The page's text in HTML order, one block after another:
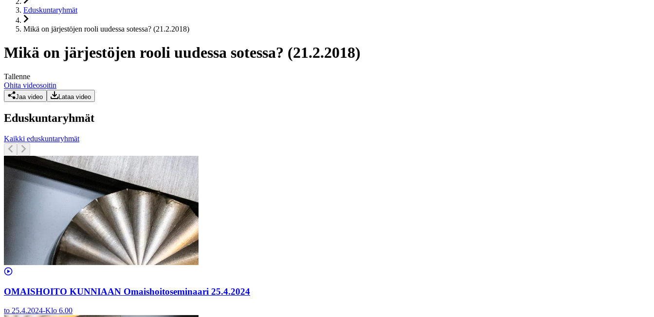
Eduskuntaryhmät
Mikä on järjestöjen rooli uudessa sotessa? (21.2.2018)
Mikä on järjestöjen rooli uudessa sotessa? (21.2.2018)
Tallenne
Ohita videosoitin
Jaa video Lataa video
Eduskuntaryhmät
Kaikki eduskuntaryhmät
OMAISHOITO KUNNIAAN Omaishoitoseminaari 25.4.2024
to 25.4.2024-Klo 6.00